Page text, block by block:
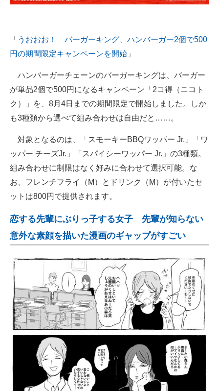
「 うおおお！ バーガーキング、ハンバーガー2個で500
円の期間限定キャンペーンを開始 」
ハンバーガーチェーンのバーガーキングは、バーガー
が単品2個で500円になるキャンペーン「2コ得（ニコト
ク）」を、8月4日までの期間限定で開始しました。しか
も3種類から選べて組み合わせは自由だと……。
対象となるのは、「スモーキーBBQワッパー Jr.」「ワ
ッパー チーズJr.」「スパイシーワッパー Jr.」の3種類。
組み合わせに制限はなく好みに合わせて選択可能。な
お、フレンチフライ（M）とドリンク（M）が付いたセ
ットは800円で提供されます。
恋する先輩にぶりっ子する女子 先輩が知らない
意外な素顔を描いた漫画のギャップがすごい